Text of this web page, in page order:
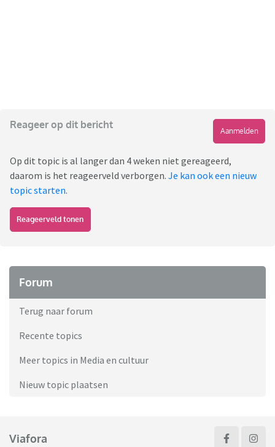
Reageer op dit bericht
Aanmelden
Op dit topic is al langer dan 4 weken niet gereageerd,
daarom is het reageerveld verborgen. Je kan ook een nieuw
topic starten.
Reageerveld tonen
Forum
Terug naar forum
Recente topics
Meer topics in Media en cultuur
Nieuw topic plaatsen
Viafora